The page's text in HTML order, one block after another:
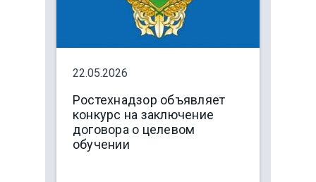
22.05.2026
Ростехнадзор объявляет
конкурс на заключение
договора о целевом
обучении